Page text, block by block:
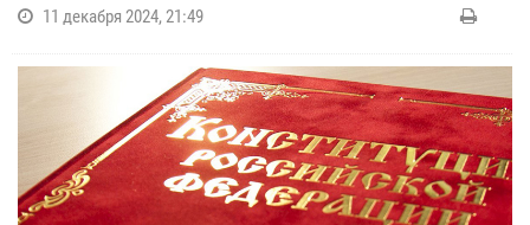
11 декабря 2024, 21:49